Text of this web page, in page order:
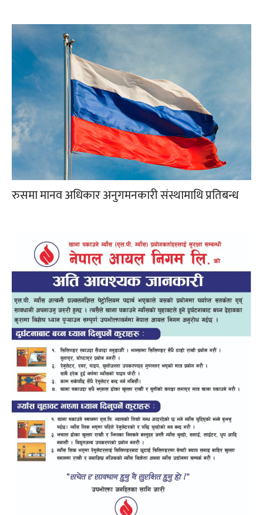
रुसमा मानव अधिकार अनुगमनकारी संस्थामाथि प्रतिबन्ध